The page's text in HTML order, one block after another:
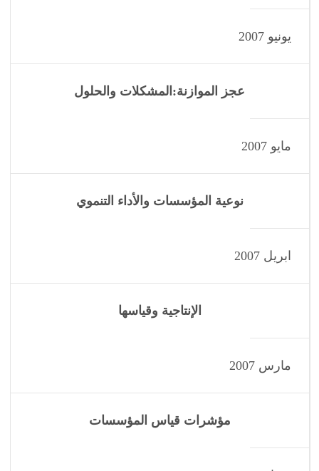
يونيو 2007
عجز الموازنة:المشكلات والحلول
مايو 2007
نوعية المؤسسات والأداء التنموي
ابريل 2007
الإنتاجية وقياسها
مارس 2007
مؤشرات قياس المؤسسات